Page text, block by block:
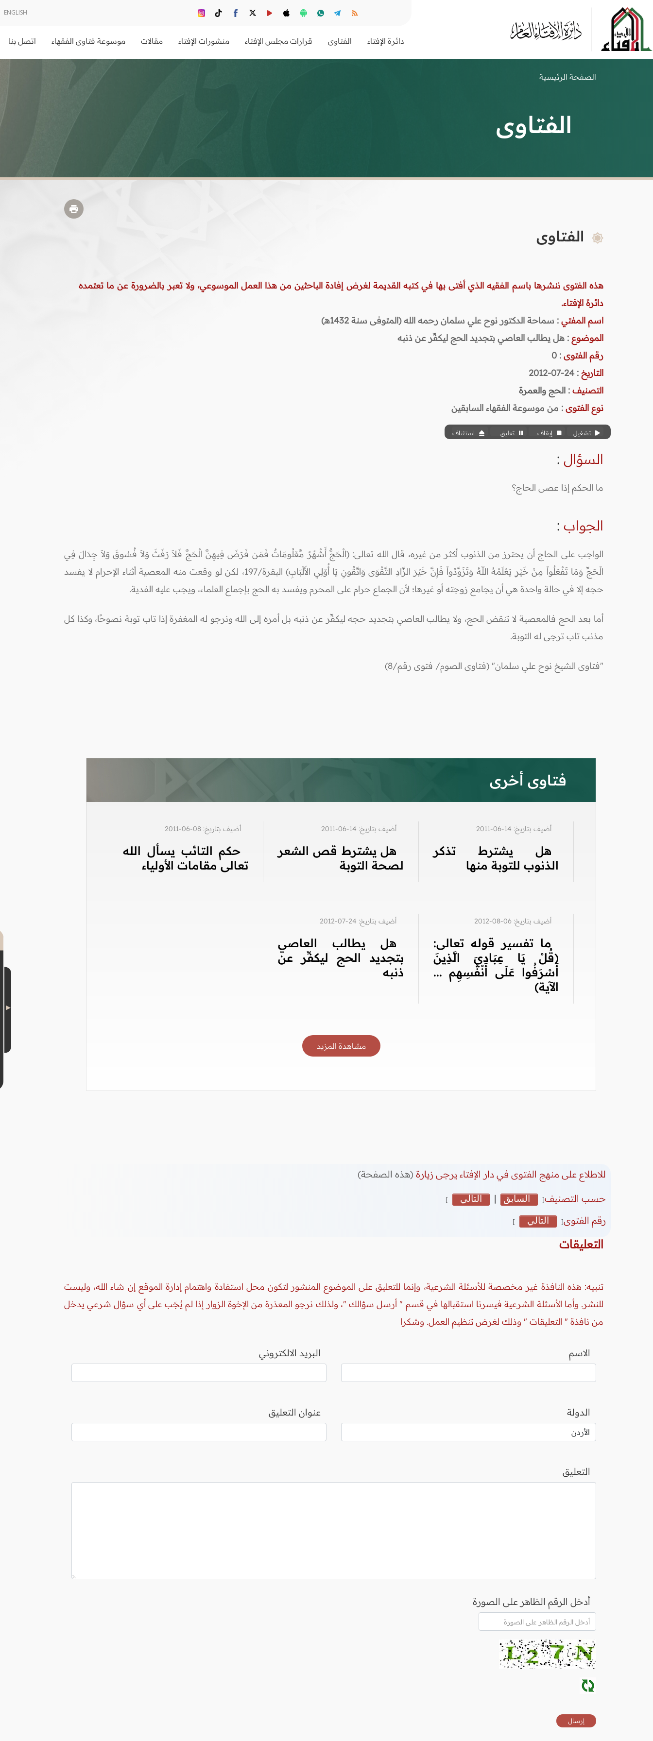
ENGLISH
دائرة الإفتاء الفتاوى قرارات مجلس الإفتاء منشورات الإفتاء مقالات موسوعة فتاوى الفقهاء اتصل بنا
الصفحة الرئيسية
الفتاوى
الفتاوى
هذه الفتوى ننشرها باسم الفقيه الذي أفتى بها في كتبه القديمة لغرض إفادة الباحثين من هذا العمل الموسوعي، ولا تعبر بالضرورة عن ما تعتمده
دائرة الإفتاء.
اسم المفتي : سماحة الدكتور نوح علي سلمان رحمه الله (المتوفى سنة 1432هـ)
الموضوع : هل يطالب العاصي بتجديد الحج ليكفِّر عن ذنبه
رقم الفتوى :
0
التاريخ : 24-07-2012
التصنيف : الحج والعمرة
نوع الفتوى : من موسوعة الفقهاء السابقين
تشغيل إيقاف تعليق استئناف
السؤال :
ما الحكم إذا عصى الحاج؟
الجواب :
الواجب على الحاج أن يحترز من الذنوب أكثر من غيره، قال الله تعالى: (الْحَجُّ أَشْهُرٌ مَّعْلُومَاتٌ فَمَن فَرَضَ فِيهِنَّ الْحَجَّ فَلاَ رَفَثَ وَلاَ فُسُوقَ وَلاَ جِدَالَ فِي
الْحَجِّ وَمَا تَفْعَلُواْ مِنْ خَيْرٍ يَعْلَمْهُ اللّهُ وَتَزَوَّدُواْ فَإِنَّ خَيْرَ الزَّادِ التَّقْوَى وَاتَّقُونِ يَا أُوْلِي الأَلْبَابِ) البقرة/197، لكن لو وقعت منه المعصية أثناء الإحرام لا يفسد
حجه إلا في حالة واحدة هي أن يجامع زوجته أو غيرها؛ لأن الجماع حرام على المحرم ويفسد به الحج بإجماع العلماء، ويجب عليه الفدية.
أما بعد الحج فالمعصية لا تنقض الحج، ولا يطالب العاصي بتجديد حجه ليكفِّر عن ذنبه بل أمره إلى الله ونرجو له المغفرة إذا تاب توبة نصوحًا، وكذا كل
مذنب تاب ترجى له التوبة.
"فتاوى الشيخ نوح علي سلمان" (فتاوى الصوم/ فتوى رقم/8)
فتاوى أخرى
أضيف بتاريخ: 14-06-2011
هل يشترط تذكر
الذنوب للتوبة منها
أضيف بتاريخ: 14-06-2011
هل يشترط قص الشعر
لصحة التوبة
أضيف بتاريخ: 08-06-2011
حكم التائب يسأل الله
تعالى مقامات الأولياء
أضيف بتاريخ: 06-08-2012
ما تفسير قوله تعالى:
(قُلْ يَا عِبَادِيَ الَّذِينَ
أَسْرَفُوا عَلَى أَنْفُسِهِم ...
الآية)
أضيف بتاريخ: 24-07-2012
هل يطالب العاصي
بتجديد الحج ليكفِّر عن
ذنبه
مشاهدة المزيد
للاطلاع على منهج الفتوى في دار الإفتاء يرجى زيارة (هذه الصفحة)
حسب التصنيف[ السابق | التالي ]
رقم الفتوى[ التالي ]
التعليقات
تنبيه: هذه النافذة غير مخصصة للأسئلة الشرعية، وإنما للتعليق على الموضوع المنشور لتكون محل استفادة واهتمام إدارة الموقع إن شاء الله، وليست
للنشر. وأما الأسئلة الشرعية فيسرنا استقبالها في قسم " أرسل سؤالك "، ولذلك نرجو المعذرة من الإخوة الزوار إذا لم يُجَب على أي سؤال شرعي يدخل
من نافذة " التعليقات " وذلك لغرض تنظيم العمل. وشكرا
الاسم البريد الالكتروني
الدولة عنوان التعليق
التعليق
أدخل الرقم الظاهر على الصورة